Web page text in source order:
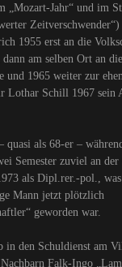
„Mozart-Jahr“ und im
1955 erst an die
am selben Ort an
und 1965 weiter zur
Lothar Schill 1967 sein
quasi als 68-er –
Semester zuviel an
als Dipl.rer.-pol.,
Mann jetzt plötzlich
geworden war.
in den Schuldienst am
Falk-Ingo